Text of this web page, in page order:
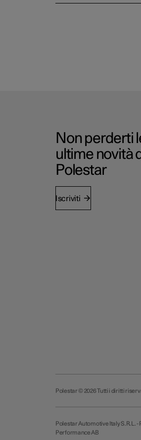
Non perderti
ultime novità
Polestar
Iscriviti
Polestar © 2026 Tutti i diritti
Polestar Automotive Italy S.R.L.
Performance AB